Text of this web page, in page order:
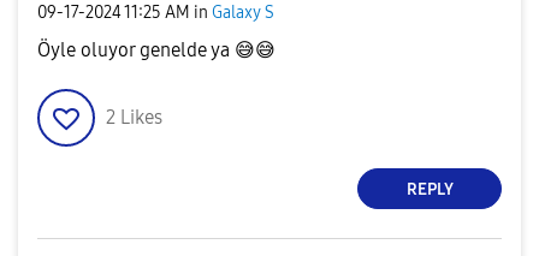
‎09-17-202411:25 AM in Galaxy S
Öyle oluyor genelde ya 😅😅
2 Likes
REPLY